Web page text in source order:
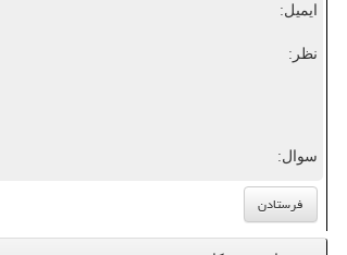
ایمیل:
نظر:
سوال: